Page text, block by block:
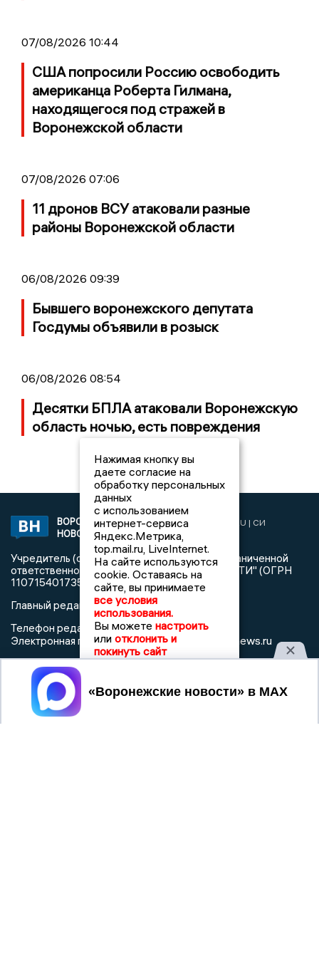
07/08/2026 10:44
США попросили Россию освободить
американца Роберта Гилмана,
находящегося под стражей в
Воронежской области
07/08/2026 07:06
11 дронов ВСУ атаковали разные
районы Воронежской области
06/08/2026 09:39
Бывшего воронежского депутата
Госдумы объявили в розыск
06/08/2026 08:54
Десятки БПЛА атаковали Воронежскую
область ночью, есть повреждения
ВОРОНЕЖСКИЕ
НОВОСТИ
2019 © VORONEZHNEWS.RU | СИ
«Воронежские новости»
Учредитель (соучредители): Общество с ограниченной
ответственностью "РЕГИОНАЛЬНЫЕ НОВОСТИ" (ОГРН
1107154017354)
Главный редактор: Пирогов А.А.
Телефон редакции: +7 (473) 262 77 92
Электронная почта редакции:info@voronezhnews.ru
Регистрационный номер: серия Эл № ФС 77 - 75880 от 13
июня 2019г. согласно выписке из реестра
зарегистрированных средств массовой информации
выдана Федеральной службой по надзору в сфере связи,
информационных технологий и массовых коммуникаций
Нажимая кнопку вы
даете согласие на
обработку персональных
данных
с использованием
интернет-сервиса
Яндекс.Метрика,
top.mail.ru, LiveInternet.
На сайте используются
cookie. Оставаясь на
сайте, вы принимаете
все условия
использования.
Вы можете настроить
или отклонить и
покинуть сайт
Принять